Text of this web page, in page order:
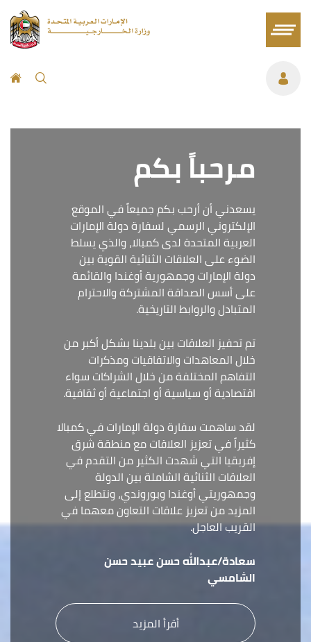
مرحباً بكم
يسعدني أن أرحب بكم جميعاً في الموقع
الإلكتروني الرسمي لسفارة دولة الإمارات
العربية المتحدة لدى كمبالا، والذي يسلط
الضوء على العلاقات الثنائية القوية بين
دولة الإمارات وجمهورية أوغندا والقائمة
على أسس الصداقة المشتركة والاحترام
المتبادل والروابط التاريخية.
تم تحفيز العلاقات بين بلدينا بشكل أكبر من
خلال المعاهدات والاتفاقيات ومذكرات
التفاهم المختلفة من خلال الشراكات سواء
اقتصادية أو سياسية أو اجتماعية أو ثقافية.
لقد ساهمت سفارة دولة الإمارات في كمبالا
كثيراً في تعزيز العلاقات مع منطقة شرق
إفريقيا التي شهدت الكثير من التقدم في
العلاقات الثنائية الشاملة بين الدولة
وجمهوريتي أوغندا وبوروندي، ونتطلع إلى
المزيد من تعزيز علاقات التعاون معهما في
القريب العاجل.
سعادة/عبدالله حسن عبيد حسن
الشامسي
أقرأ المزيد